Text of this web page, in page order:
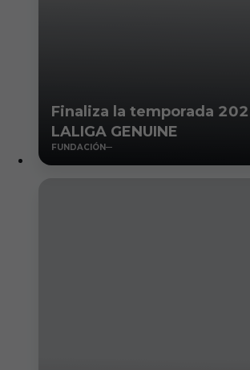
Finaliza la temporada
LALIGA GENUINE
FUNDACIÓN